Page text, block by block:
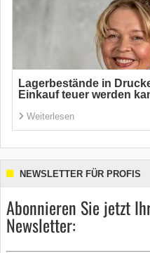
Lagerbestände in
Einkauf teuer werden
Weiterlesen
NEWSLETTER FÜR PROFIS
Abonnieren Sie jetzt
Newsletter: